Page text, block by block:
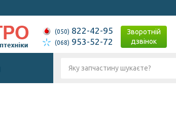
(050) 822-42-95
(068) 953-52-72
Зворотній
дзвінок